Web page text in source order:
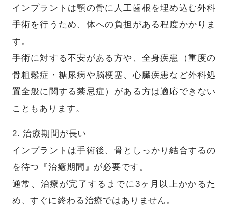
インプラントは顎の骨に人工歯根を埋め込む外科
手術を行うため、体への負担がある程度かかりま
す。
手術に対する不安がある方や、全身疾患（重度の
骨粗鬆症・糖尿病や脳梗塞、心臓疾患など外科処
置全般に関する禁忌症）がある方は適応できない
こともあります。
2. 治療期間が長い
インプラントは手術後、骨としっかり結合するの
を待つ『治癒期間』が必要です。
通常、治療が完了するまでに3ヶ月以上かかるた
め、すぐに終わる治療ではありません。